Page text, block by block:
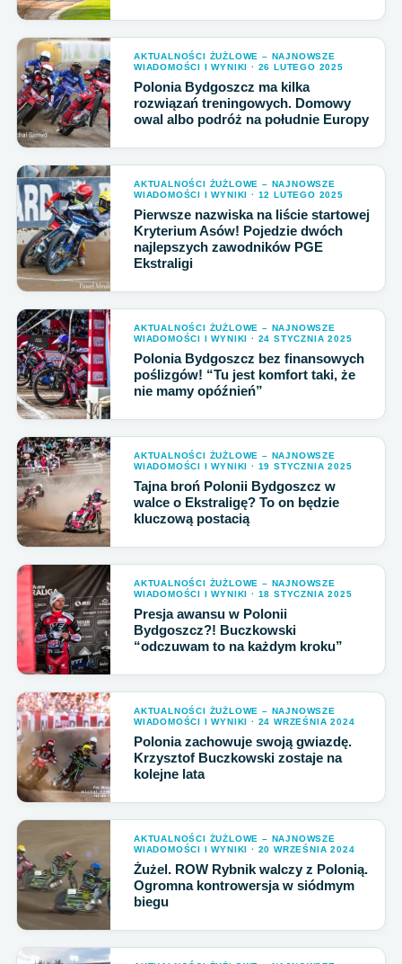
AKTUALNOŚCI ŻUŻLOWE – NAJNOWSZE
WIADOMOŚCI I WYNIKI · 26 LUTEGO 2025
Polonia Bydgoszcz ma kilka
rozwiązań treningowych. Domowy
owal albo podróż na południe Europy
AKTUALNOŚCI ŻUŻLOWE – NAJNOWSZE
WIADOMOŚCI I WYNIKI · 12 LUTEGO 2025
Pierwsze nazwiska na liście startowej
Kryterium Asów! Pojedzie dwóch
najlepszych zawodników PGE
Ekstraligi
AKTUALNOŚCI ŻUŻLOWE – NAJNOWSZE
WIADOMOŚCI I WYNIKI · 24 STYCZNIA 2025
Polonia Bydgoszcz bez finansowych
poślizgów! “Tu jest komfort taki, że
nie mamy opóźnień”
AKTUALNOŚCI ŻUŻLOWE – NAJNOWSZE
WIADOMOŚCI I WYNIKI · 19 STYCZNIA 2025
Tajna broń Polonii Bydgoszcz w
walce o Ekstraligę? To on będzie
kluczową postacią
AKTUALNOŚCI ŻUŻLOWE – NAJNOWSZE
WIADOMOŚCI I WYNIKI · 18 STYCZNIA 2025
Presja awansu w Polonii
Bydgoszcz?! Buczkowski
“odczuwam to na każdym kroku”
AKTUALNOŚCI ŻUŻLOWE – NAJNOWSZE
WIADOMOŚCI I WYNIKI · 24 WRZEŚNIA 2024
Polonia zachowuje swoją gwiazdę.
Krzysztof Buczkowski zostaje na
kolejne lata
AKTUALNOŚCI ŻUŻLOWE – NAJNOWSZE
WIADOMOŚCI I WYNIKI · 20 WRZEŚNIA 2024
Żużel. ROW Rybnik walczy z Polonią.
Ogromna kontrowersja w siódmym
biegu